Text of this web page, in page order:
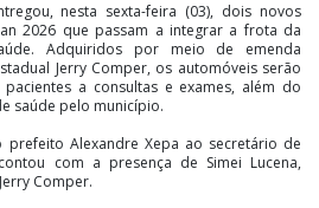
nesta sexta-feira (03), dois novos
2026 que passam a integrar a frota da
Adquiridos por meio de emenda
Jerry Comper, os automóveis serão
a consultas e exames, além do
saúde pelo município.
Alexandre Xepa ao secretário de
com a presença de Simei Lucena,
Comper.